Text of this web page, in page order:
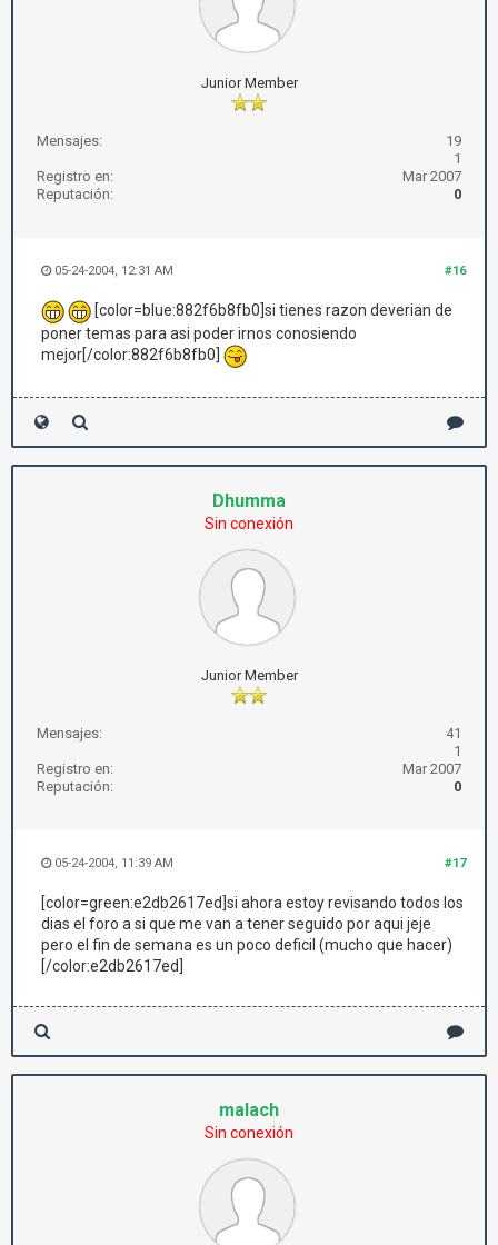
Junior Member
Mensajes:
19
1
Registro en:
Mar 2007
Reputación:
0
#16
05-24-2004, 12:31 AM
[color=blue:882f6b8fb0]si tienes razon deverian de
poner temas para asi poder irnos conosiendo
mejor[/color:882f6b8fb0]
Dhumma
Sin conexión
Junior Member
Mensajes:
41
1
Registro en:
Mar 2007
Reputación:
0
#17
05-24-2004, 11:39 AM
[color=green:e2db2617ed]si ahora estoy revisando todos los
dias el foro a si que me van a tener seguido por aqui jeje
pero el fin de semana es un poco deficil (mucho que hacer)
[/color:e2db2617ed]
malach
Sin conexión